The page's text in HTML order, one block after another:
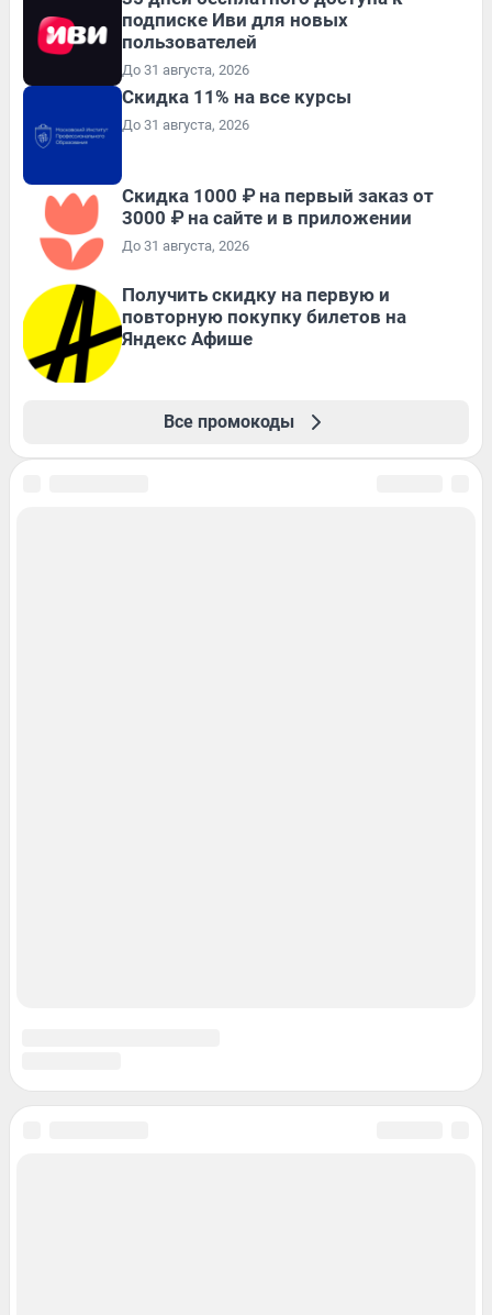
подписке Иви для новых
пользователей
До 31 августа, 2026
Скидка 11% на все курсы
До 31 августа, 2026
Скидка 1000 ₽ на первый заказ от
3000 ₽ на сайте и в приложении
До 31 августа, 2026
Получить скидку на первую и
повторную покупку билетов на
Яндекс Афише
Все промокоды